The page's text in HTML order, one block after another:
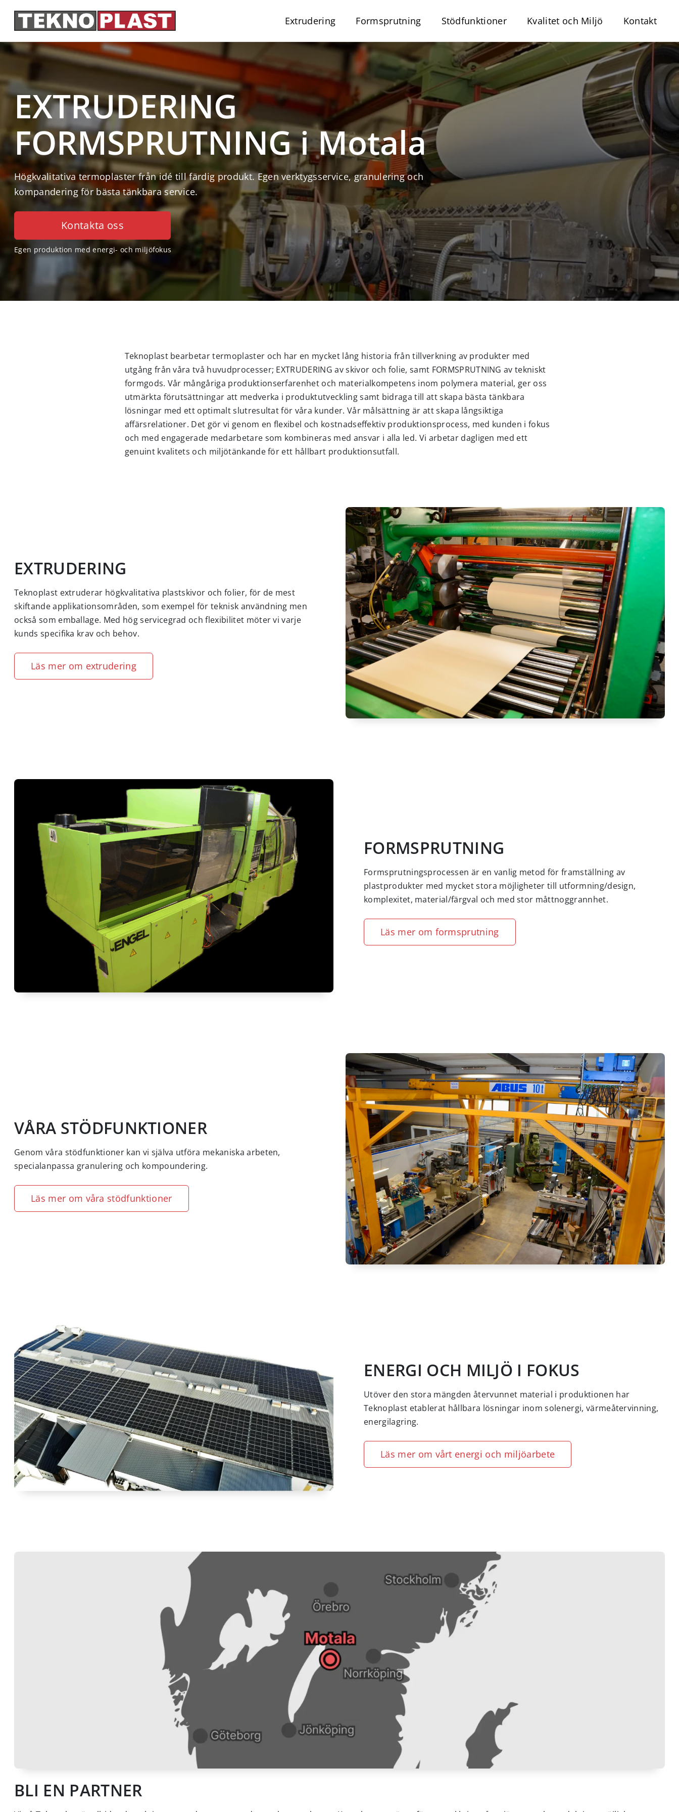
Huvudnavigering Extrudering Formsprutning Stödfunktioner Kvalitet och Miljö Kontakt
EXTRUDERING
FORMSPRUTNING i Motala
Högkvalitativa termoplaster från idé till färdig produkt. Egen verktygsservice, granulering och
kompandering för bästa tänkbara service.
Kontakta oss
Egen produktion med energi- och miljöfokus
Teknoplast bearbetar termoplaster och har en mycket lång historia från tillverkning av produkter med
utgång från våra två huvudprocesser; EXTRUDERING av skivor och folie, samt FORMSPRUTNING av tekniskt
formgods. Vår mångåriga produktionserfarenhet och materialkompetens inom polymera material, ger oss
utmärkta förutsättningar att medverka i produktutveckling samt bidraga till att skapa bästa tänkbara
lösningar med ett optimalt slutresultat för våra kunder. Vår målsättning är att skapa långsiktiga
affärsrelationer. Det gör vi genom en flexibel och kostnadseffektiv produktionsprocess, med kunden i fokus
och med engagerade medarbetare som kombineras med ansvar i alla led. Vi arbetar dagligen med ett
genuint kvalitets och miljötänkande för ett hållbart produktionsutfall.
EXTRUDERING
Teknoplast extruderar högkvalitativa plastskivor och folier, för de mest
skiftande applikationsområden, som exempel för teknisk användning men
också som emballage. Med hög servicegrad och flexibilitet möter vi varje
kunds specifika krav och behov.
Läs mer om extrudering
FORMSPRUTNING
Formsprutningsprocessen är en vanlig metod för framställning av
plastprodukter med mycket stora möjligheter till utformning/design,
komplexitet, material/färgval och med stor måttnoggrannhet.
Läs mer om formsprutning
VÅRA STÖDFUNKTIONER
Genom våra stödfunktioner kan vi själva utföra mekaniska arbeten,
specialanpassa granulering och kompoundering.
Läs mer om våra stödfunktioner
ENERGI OCH MILJÖ I FOKUS
Utöver den stora mängden återvunnet material i produktionen har
Teknoplast etablerat hållbara lösningar inom solenergi, värmeåtervinning,
energilagring.
Läs mer om vårt energi och miljöarbete
BLI EN PARTNER